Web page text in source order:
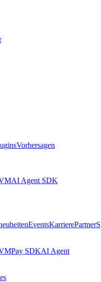
Vorhersagen
AI Agent SDK
EventsKarrierePartnerS
Pay SDKAI Agent